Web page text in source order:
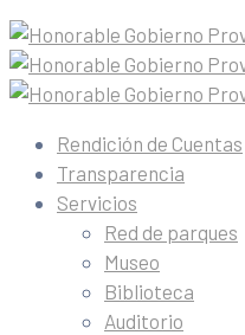
Rendición de Cuentas
Transparencia
Servicios
Red de parques
Museo
Biblioteca
Auditorio